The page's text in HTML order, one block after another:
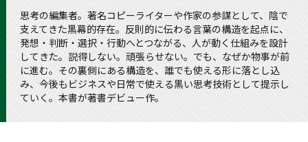
思考の編集者。著名コピーライターや作家の参謀として、陰で
支えてきた黒幕的存在。反則的に伝わる言葉の構造を起点に、
発想・判断・選択・行動へとつながる、人が動く仕組みを設計
してきた。説得しない。頑張らせない。でも、なぜか物事が前
に進む。その裏側にある構造を、誰でも使える形に落とし込
み、今後もビジネスや日常で使える黒い思考技術として提示し
ていく。本書が著書デビュー作。